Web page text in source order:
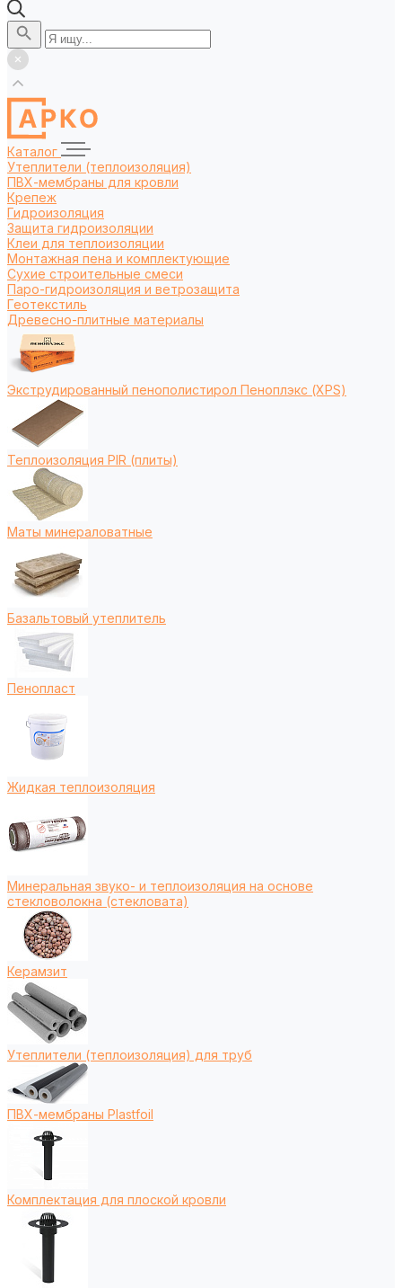
Каталог
Утеплители (теплоизоляция)
ПВХ-мембраны для кровли
Крепеж
Гидроизоляция
Защита гидроизоляции
Клеи для теплоизоляции
Монтажная пена и комплектующие
Сухие строительные смеси
Паро-гидроизоляция и ветрозащита
Геотекстиль
Древесно-плитные материалы
Экструдированный пенополистирол Пеноплэкс (XPS)
Теплоизоляция PIR (плиты)
Маты минераловатные
Базальтовый утеплитель
Пенопласт
Жидкая теплоизоляция
Минеральная звуко- и теплоизоляция на основе
стекловолокна (стекловата)
Керамзит
Утеплители (теплоизоляция) для труб
ПВХ-мембраны Plastfoil
Комплектация для плоской кровли